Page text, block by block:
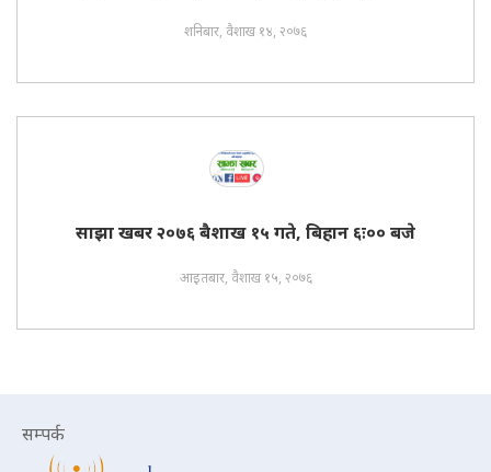
शनिबार, वैशाख १४, २०७६
साझा खबर २०७६ बैशाख १५ गते, बिहान ६ः०० बजे
आइतबार, वैशाख १५, २०७६
सम्पर्क